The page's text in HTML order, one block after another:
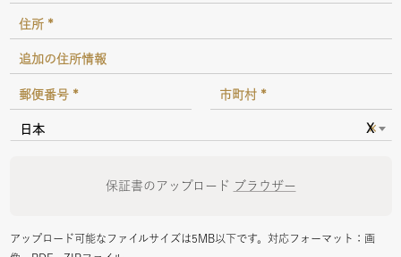
×
日本
保証書のアップロード ブラウザー
アップロード可能なファイルサイズは5MB以下です。対応フォーマット：画